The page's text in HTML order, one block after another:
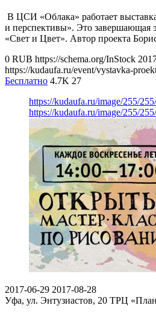
В ЦСИ «Облака» работает
и перспективы». Это завершающая
«Свет и Цвет». Автор проекта
0 RUB https://schema.org/InStock
https://kudaufa.ru/event/vystavka-
Бесплатно 4.7K 27
https://kudaufa.ru/image/255/
https://kudaufa.ru/image/255/
2017-06-29 2017-08-28
Уфа, ул. Энтузиастов, 20 ТРЦ